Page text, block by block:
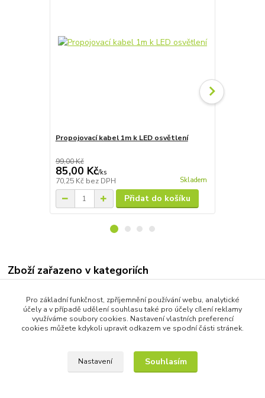
Propojovací kabel 1m k LED osvětlení
99,00 Kč
85,00 Kč/ks
70,25 Kč bez DPH Skladem
Přidat do košíku
Zboží zařazeno v kategoriích
Osvětlení schodiště
Neutrální bílá
Pro základní funkčnost, zpříjemnění používání webu, analytické
účely a v případě udělení souhlasu také pro účely cílení reklamy
využíváme soubory cookies. Nastavení vlastních preferencí
cookies můžete kdykoli upravit odkazem ve spodní části stránek.
Nastavení Souhlasím